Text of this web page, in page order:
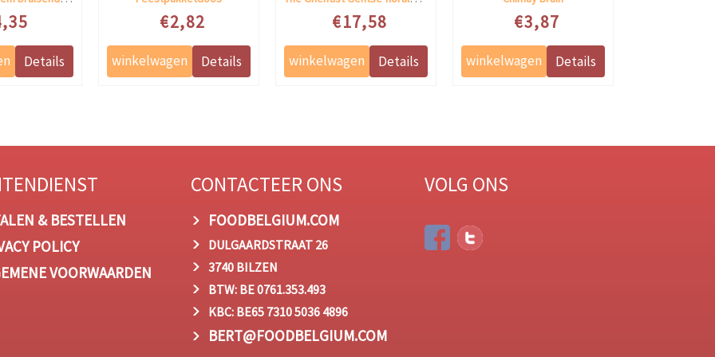
prijs Speciale prijs
€2,82 Speciale prijs
€17,58 Speciale prijs
€3,87
& BESTELLEN
POLICY
VOORWAARDEN
CONTACTEER ONS
FOODBELGIUM.COM
DULGAARDSTRAAT 26
3740 BILZEN
BTW: BE 0761.353.493
KBC: BE65 7310 5036 4896
BERT@FOODBELGIUM.COM
VOLG ONS